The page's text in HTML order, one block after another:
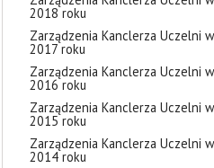
2018 roku
Zarządzenia Kanclerza Uczelni w
2017 roku
Zarządzenia Kanclerza Uczelni w
2016 roku
Zarządzenia Kanclerza Uczelni w
2015 roku
Zarządzenia Kanclerza Uczelni w
2014 roku